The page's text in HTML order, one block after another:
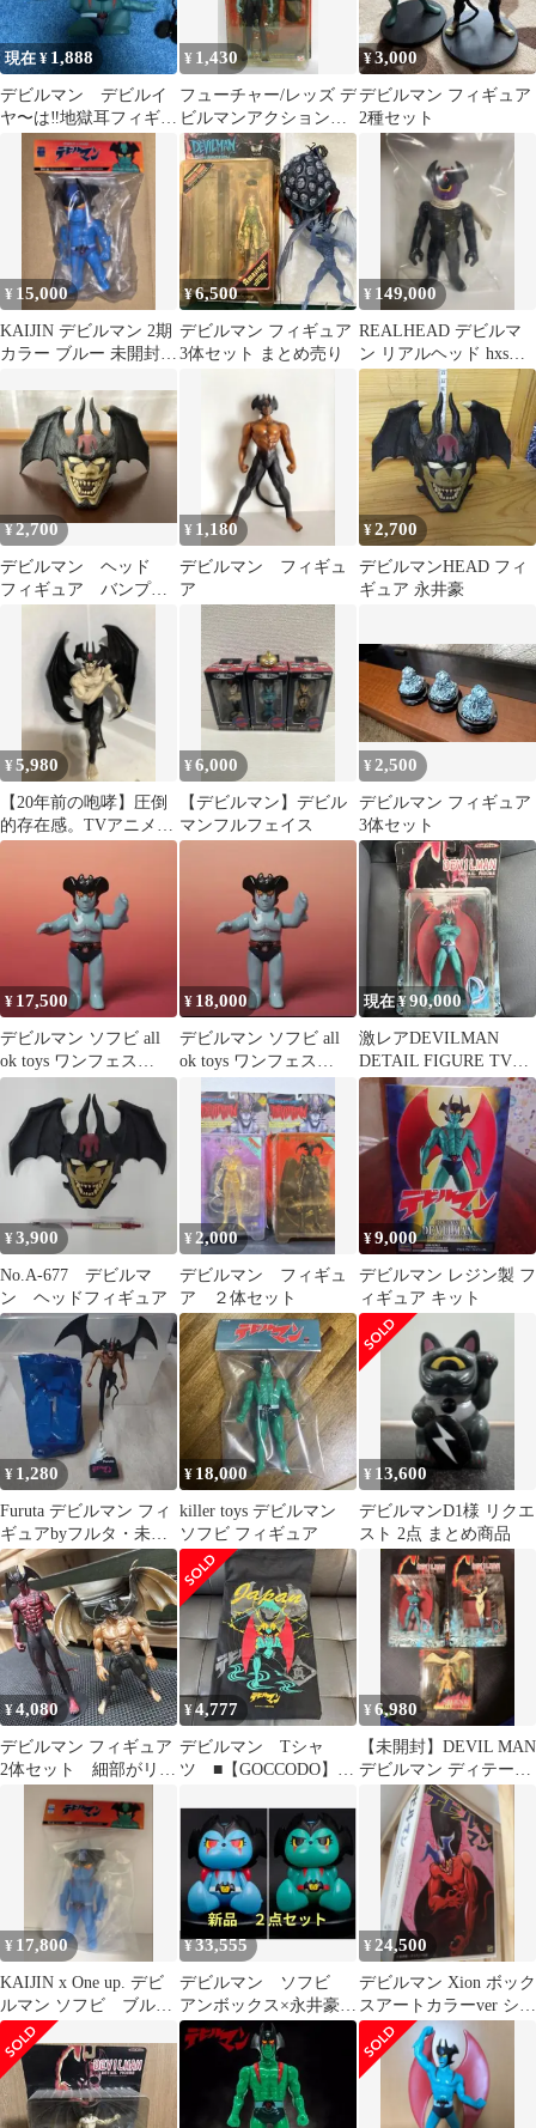
現在 ¥ 1,888
デビルマン デビルイ
ヤ〜は‼︎地獄耳フィギュ
ア超美品 非売品
¥ 1,430
フューチャー/レッズ デ
ビルマンアクションフ
ィギュア デビルマン
(リペイントver/青ボデ
ィ)
¥3,000
デビルマン フィギュア
2種セット
¥ 15,000
KAIJIN デビルマン 2期
カラー ブルー 未開封
¥6,500
デビルマン フィギュア
3体セット まとめ売り
¥ 149,000
REALHEAD デビルマ
ン リアルヘッド hxs
izumonster
¥2,700
デビルマン ヘッド
フィギュア バンプレ
部 永井豪
¥ 1,180
デビルマン フィギュ
ア
¥2,700
デビルマンHEAD フィ
ギュア 永井豪
¥5,980
【20年前の咆哮】圧倒
的存在感。TVアニメ版
デビルマン フィギュア
¥6,000
【デビルマン】デビル
マンフルフェイス
¥ 2,500
デビルマン フィギュア
3体セット
¥ 17,500
デビルマン ソフビ all
ok toys ワンフェス
WF2026s
¥ 18,000
デビルマン ソフビ all
ok toys ワンフェス
現在 ¥90,000
激レアDEVILMAN
DETAIL FIGURE TV
版 デビルマン
¥3,900
No.A-677 デビルマ
ン ヘッドフィギュア
¥ 2,000
デビルマン フィギュ
ア ２体セット
¥9,000
デビルマン レジン製 フ
ィギュア キット
¥ 1,280
Furuta デビルマン フィ
ギュアbyフルタ・未開
封③
¥ 18,000
killer toys デビルマン
ソフビ フィギュア
¥ 13,600
デビルマンD1様 リクエ
スト 2点 まとめ商品
¥4,080
デビルマン フィギュア
2体セット 細部がリア
¥4,777
デビルマン Tシャ
ツ ■【GOCCODO】
¥6,980
【未開封】DEVIL MAN
デビルマン ディテール
フィギュア3セット
¥ 17,800
KAIJIN x One up. デビ
ルマン ソフビ ブル
ー devilman
¥33,555
デビルマン ソフビ
アンボックス×永井豪
新品 ２点セット
¥ 24,500
デビルマン Xion ボック
スアートカラーver シカ
ルナ工房 ソフビ 限定